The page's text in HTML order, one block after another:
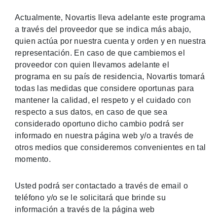
Actualmente, Novartis lleva adelante este programa
a través del proveedor que se indica más abajo,
quien actúa por nuestra cuenta y orden y en nuestra
representación. En caso de que cambiemos el
proveedor con quien llevamos adelante el
programa en su país de residencia, Novartis tomará
todas las medidas que considere oportunas para
mantener la calidad, el respeto y el cuidado con
respecto a sus datos, en caso de que sea
considerado oportuno dicho cambio podrá ser
informado en nuestra página web y/o a través de
otros medios que consideremos convenientes en tal
momento.
Usted podrá ser contactado a través de email o
teléfono y/o se le solicitará que brinde su
información a través de la página web